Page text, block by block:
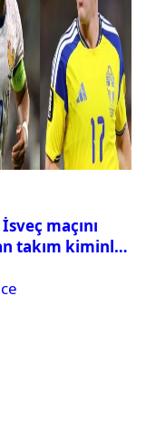
maçını
takım kiminle
rakip belli